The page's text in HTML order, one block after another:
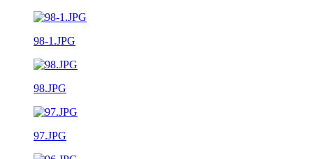
98-1.JPG
98.JPG
97.JPG